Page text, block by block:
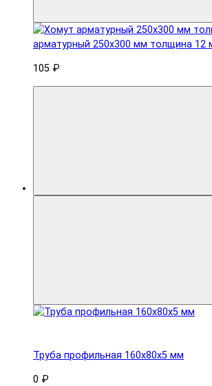
арматурный 250x300 мм толщина 12
105 ₽
Труба профильная 160x80х5 мм
0 ₽